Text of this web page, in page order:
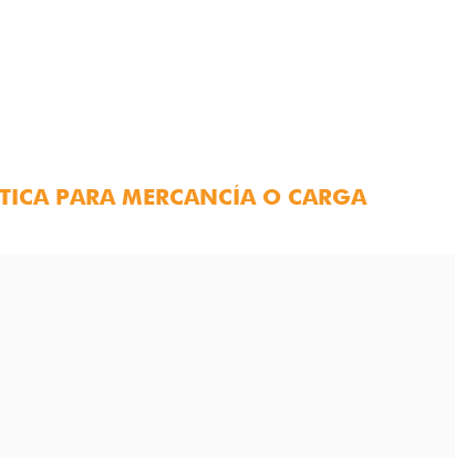
PARA MERCANCÍA O CARGA